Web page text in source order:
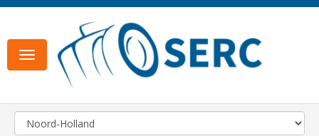
Toggle
navigation